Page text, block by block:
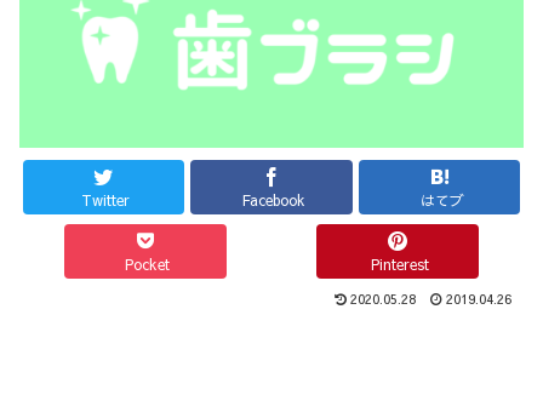
Twitter Facebook はてブ
Pocket Pinterest
2020.05.28 2019.04.26